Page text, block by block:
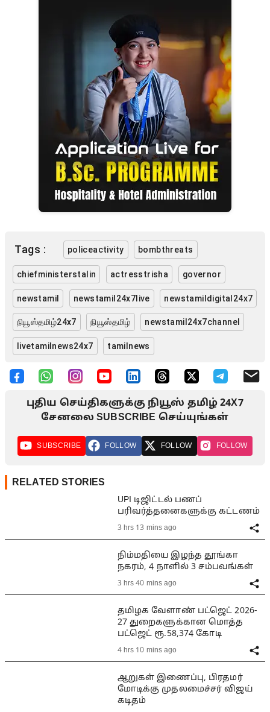
Tags : policeactivity bombthreats
chiefministerstalin actresstrisha governor
newstamil newstamil24x7live newstamildigital24x7
நியூஸ்தமிழ்24x7 நியூஸ்தமிழ் newstamil24x7channel
livetamilnews24x7 tamilnews
புதிய செய்திகளுக்கு நியூஸ் தமிழ் 24X7
சேனலை SUBSCRIBE செய்யுங்கள்
SUBSCRIBE FOLLOW FOLLOW FOLLOW
RELATED STORIES
UPI டிஜிட்டல் பணப்
பரிவர்த்தனைகளுக்கு கட்டணம்
3 hrs 13 mins ago
நிம்மதியை இழந்த தூங்கா
நகரம், 4 நாளில் 3 சம்பவங்கள்
3 hrs 40 mins ago
தமிழக வேளாண் பட்ஜெட் 2026-
27 துறைகளுக்கான மொத்த
பட்ஜெட் ரூ.58,374 கோடி
4 hrs 10 mins ago
ஆறுகள் இணைப்பு, பிரதமர்
மோடிக்கு முதலமைச்சர் விஜய்
கடிதம்